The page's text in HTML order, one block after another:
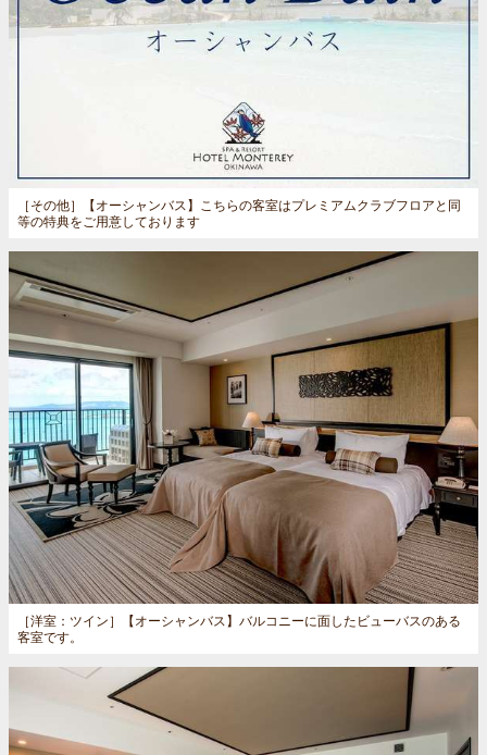
［その他］
【オーシャンバス】こちらの客室はプレミアムクラブフロアと同
等の特典をご用意しております
［洋室：ツイン］
【オーシャンバス】バルコニーに面したビューバスのある
客室です。